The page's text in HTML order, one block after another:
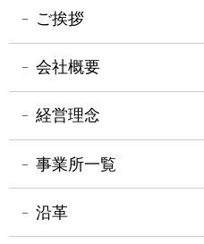
ご挨拶
会社概要
経営理念
事業所一覧
沿革